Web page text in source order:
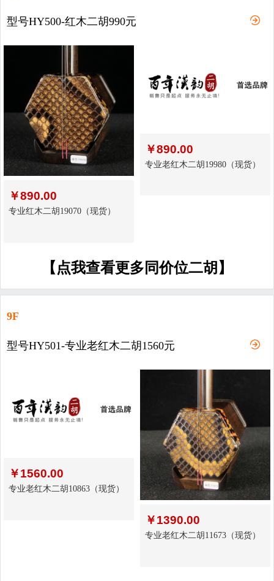
型号HY500-红木二胡990元
￥890.00
专业红木二胡19070（现货）
￥890.00
专业老红木二胡19980（现货）
【点我查看更多同价位二胡】
9F
型号HY501-专业老红木二胡1560元
￥1560.00
专业老红木二胡10863（现货）
￥1390.00
专业老红木二胡11673（现货）